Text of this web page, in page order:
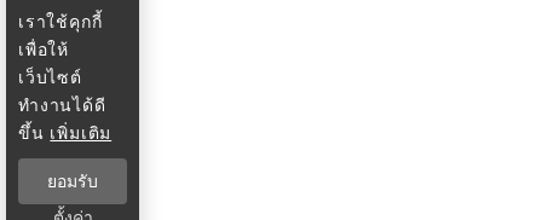
เราใช้คุกกี้
เพื่อให้
เว็บไซต์
ทำงานได้ดี
ขึ้น เพิ่มเติม
ยอมรับ